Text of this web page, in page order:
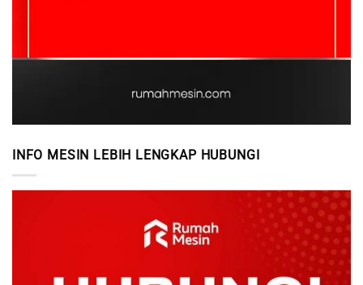
INFO MESIN LEBIH LENGKAP HUBUNGI